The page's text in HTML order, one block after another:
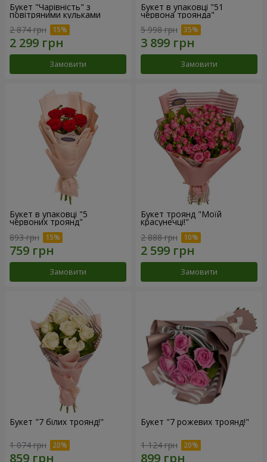
Букет "Чарівність" з
повітряними кульками
2 874 грн
Замовити
Букет в упаковці "51
червона троянда"
5 998 грн
Замовити
Букет в упаковці "5
червоних троянд"
893 грн
Замовити
Букет троянд "Моїй
красунечці!"
2 888 грн
Замовити
Букет "7 білих троянд!"
1 074 грн
Букет "7 рожевих троянд!"
1 124 грн